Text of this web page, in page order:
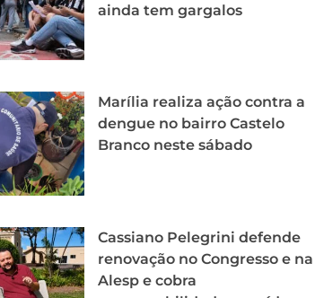
ainda tem gargalos
Marília realiza ação contra a
dengue no bairro Castelo
Branco neste sábado
Cassiano Pelegrini defende
renovação no Congresso e na
Alesp e cobra